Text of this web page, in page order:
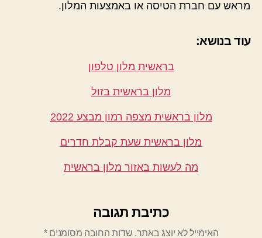
מראש עם חברת הטיסה או באמצעות המלון.
עוד בנושא:
בראשית מלון טלפון
מלון בראשית בזול
מלון בראשית מצפה רמון מבצע 2022
מלון בראשית שעת קבלת חדרים
מה לעשות באזור מלון בראשית
כתיבת תגובה
האימייל לא יוצג באתר. שדות החובה מסומנים*